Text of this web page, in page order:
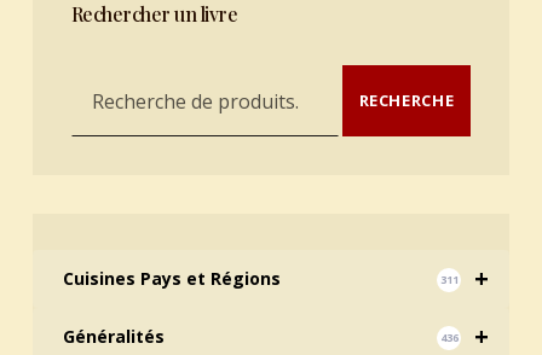
Rechercher un livre
Recherche pour : RECHERCHE
+
Cuisines Pays et Régions 311
+
Généralités 436